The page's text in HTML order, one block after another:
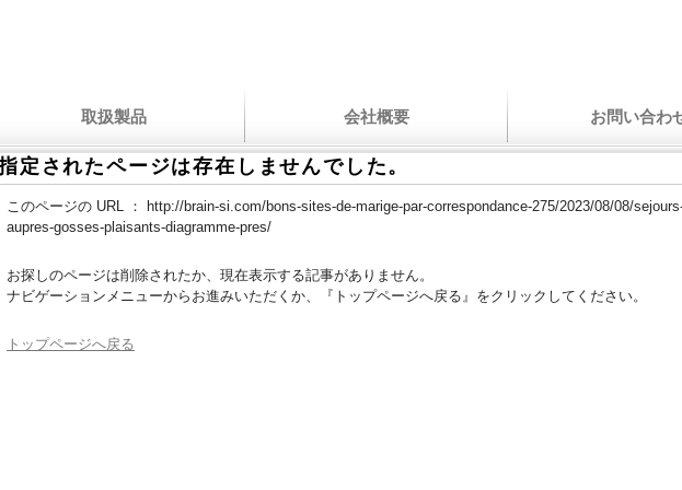
取扱製品 会社概要 お問い合わ
定されたページは存在しませんでした。
このページの URL ：
http://brain-si.com/bons-sites-de-marige-par-correspondance-275/2023/08/08/
aupres-gosses-plaisants-diagramme-pres/
お探しのページは削除されたか、現在表示する記事がありません。
ナビゲーションメニューからお進みいただくか、『トップページへ戻る』をクリックしてください。
トップページへ戻る